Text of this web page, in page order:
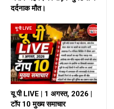
दर्दनाक मौत।
यू पी LIVE
यू पी LIVE | 1 अगस्त, 2026 |
टॉप 10 मुख्य समाचार